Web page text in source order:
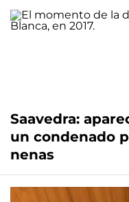
Saavedra:
un condenado
nenas